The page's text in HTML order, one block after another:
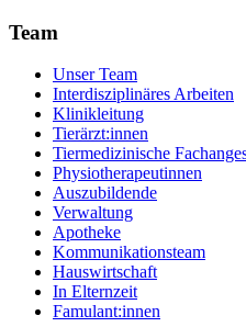
Team
Unser Team
Interdisziplinäres Arbeiten
Klinikleitung
Tierärzt:innen
Tiermedizinische
Physiotherapeutinnen
Auszubildende
Verwaltung
Apotheke
Kommunikationsteam
Hauswirtschaft
In Elternzeit
Famulant:innen